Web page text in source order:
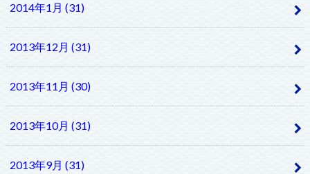
2014年1月 (31)
2013年12月 (31)
2013年11月 (30)
2013年10月 (31)
2013年9月 (31)